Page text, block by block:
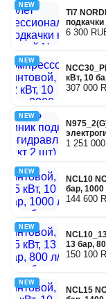
NEW
Ti7
6 300
NEW
кВт, 10
307 000
NEW
1 251
NEW
NCL10
бар,
144 600
NEW
13 бар,
150 100
NEW
NCL15